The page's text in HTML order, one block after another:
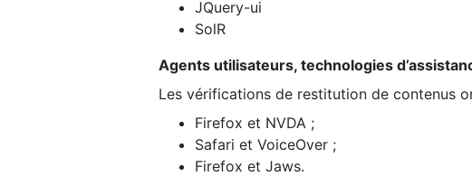
JQuery-ui
SolR
Agents utilisateurs, technologies
Les vérifications de restitution de contenus
Firefox et NVDA ;
Safari et VoiceOver ;
Firefox et Jaws.